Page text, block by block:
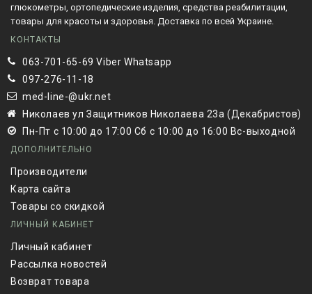
глюкометры, ортопедические изделия, средства реабилитации,
товары для красоты и здоровья. Доставка по всей Украине.
КОНТАКТЫ
063-701-65-69 Viber Whatsapp
097-276-11-18
med-line-@ukr.net
Николаев ул Защитников Николаева 23а (Декабристов)
Пн-Пт с 10:00 до 17:00 Сб с 10:00 до 16:00 Вс-выходной
ДОПОЛНИТЕЛЬНО
Производители
Карта сайта
Товары со скидкой
ЛИЧНЫЙ КАБИНЕТ
Личный кабинет
Рассылка новостей
Возврат товара